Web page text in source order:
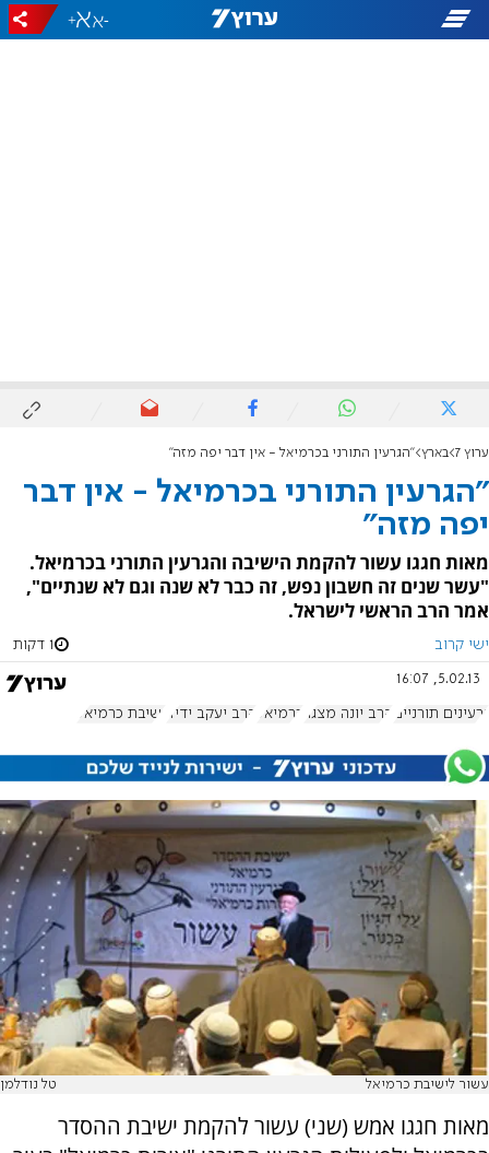
-
+
ערוץ 7 בארץ "הגרעין התורני בכרמיאל - אין דבר יפה מזה"
"הגרעין התורני בכרמיאל - אין דבר
יפה מזה"
מאות חגגו עשור להקמת הישיבה והגרעין התורני בכרמיאל.
"עשר שנים זה חשבון נפש, זה כבר לא שנה וגם לא שנתיים",
אמר הרב הראשי לישראל.
ישי קרוב 1 דקות
5.02.13, 16:07
גרעינים תורניים הרב יונה מצגר כרמיאל הרב יעקב ידיד ישיבת כרמיאל
עשור לישיבת כרמיאל טל נודלמן
מאות חגגו אמש (שני) עשור להקמת ישיבת ההסדר